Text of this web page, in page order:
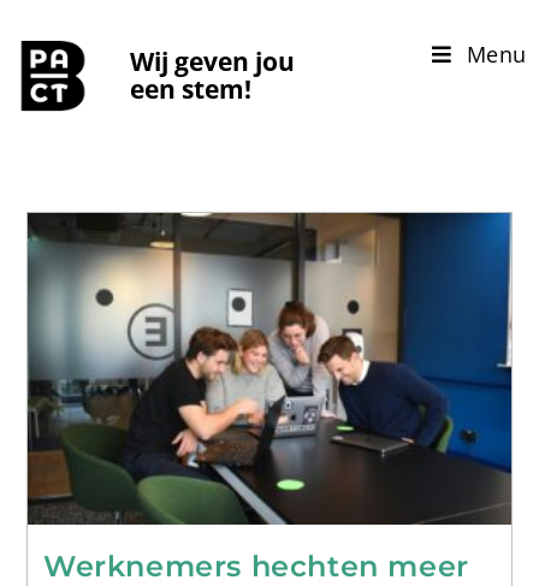
Wij geven jou
een stem!
Menu
Werknemers hechten meer